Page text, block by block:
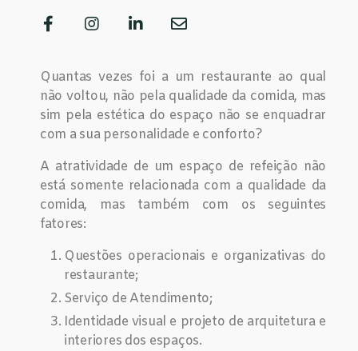
Quantas vezes foi a um restaurante ao qual
não voltou, não pela qualidade da comida, mas
sim pela estética do espaço não se enquadrar
com a sua personalidade e conforto?
A atratividade de um espaço de refeição não
está somente relacionada com a qualidade da
comida, mas também com os seguintes
fatores:
Questões operacionais e organizativas do
restaurante;
Serviço de Atendimento;
Identidade visual e projeto de arquitetura e
interiores dos espaços.